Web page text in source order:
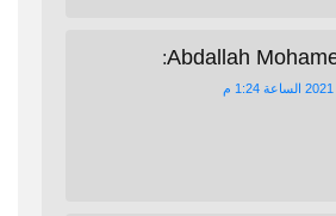
Abdallah
: